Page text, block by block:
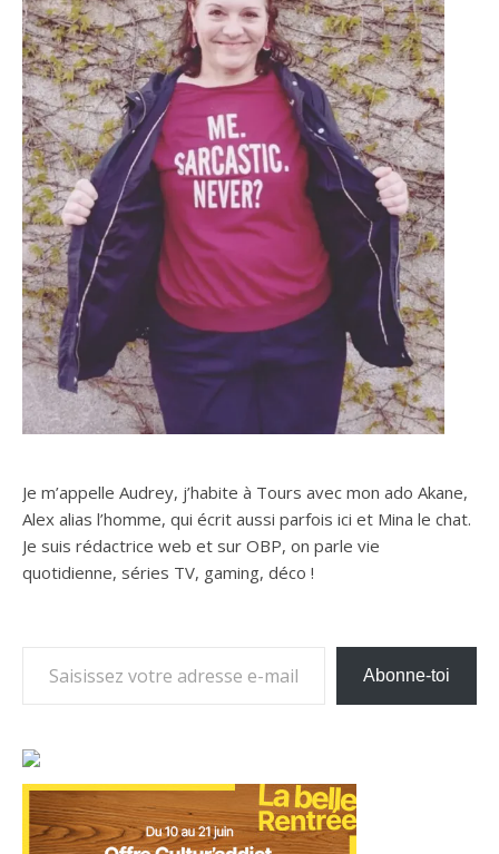
Je m’appelle Audrey, j’habite à Tours avec mon ado Akane,
Alex alias l’homme, qui écrit aussi parfois ici et Mina le chat.
Je suis rédactrice web et sur OBP, on parle vie
quotidienne, séries TV, gaming, déco !
Abonne-toi